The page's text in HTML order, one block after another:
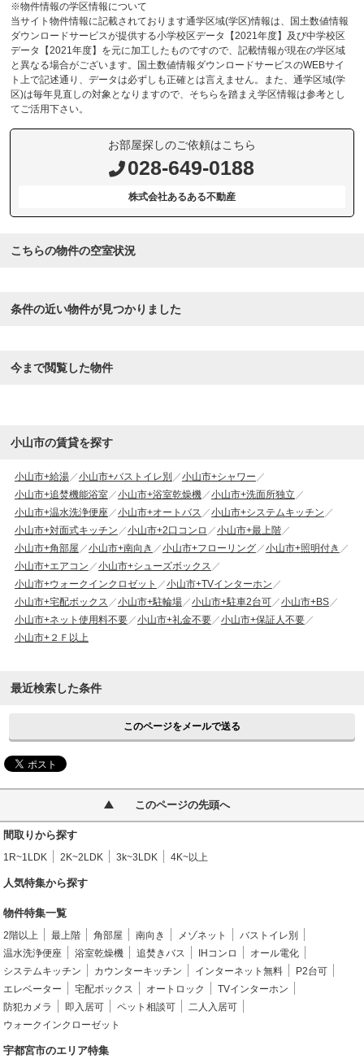
※物件情報の学区情報について
当サイト物件情報に記載されております通学区域(学区)情報は、国土数値情報
ダウンロードサービスが提供する小学校区データ【2021年度】及び中学校区
データ【2021年度】を元に加工したものですので、記載情報が現在の学区域
と異なる場合がございます。国土数値情報ダウンロードサービスのWEBサイ
ト上で記述通り、データは必ずしも正確とは言えません。また、通学区域(学
区)は毎年見直しの対象となりますので、そちらを踏まえ学区情報は参考とし
てご活用下さい。
お部屋探しのご依頼はこちら
028-649-0188
株式会社あるある不動産
こちらの物件の空室状況
条件の近い物件が見つかりました
今まで閲覧した物件
小山市の賃貸を探す
小山市+給湯 小山市+バストイレ別
小山市+シャワー
小山市+追焚機能浴室
小山市+浴室乾燥機
小山市+洗面所独立
小山市+温水洗浄便座
小山市+オートバス
小山市+システムキッチン
小山市+対面式キッチン
小山市+2口コンロ
小山市+最上階
小山市+角部屋
小山市+南向き 小山市+フローリング
小山市+照明付き
小山市+エアコン
小山市+シューズボックス
小山市+ウォークインクロゼット
小山市+TVインターホン
小山市+宅配ボックス
小山市+駐輪場 小山市+駐車2台可
小山市+BS
小山市+ネット使用料不要
小山市+礼金不要
小山市+保証人不要
小山市+２Ｆ以上
最近検索した条件
このページをメールで送る
このページの先頭へ
間取りから探す
1R~1LDK 2K~2LDK 3k~3LDK 4K~以上
人気特集から探す
物件特集一覧
2階以上 最上階 角部屋 南向き メゾネット
バストイレ別
温水洗浄便座
浴室乾燥機 追焚きバス IHコンロ
オール電化
システムキッチン
カウンターキッチン インターネット無料
P2台可
エレベーター
宅配ボックス オートロック
TVインターホン
防犯カメラ
即入居可 ペット相談可
二人入居可
ウォークインクローゼット
宇都宮市のエリア特集